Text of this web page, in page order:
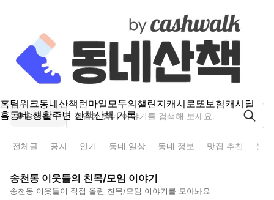
홈팀워크동네산책런마일모두의챌린지캐시로또보험캐시딜
홈동네 생활주변 산책산책 기록
송천동
전체글 공지 인기 동네 일상 동네 정보 맛집 추천 분
송천동 이웃들의 친목/모임 이야기
송천동 이웃들이 직접 올린 친목/모임 이야기를 모아봐요